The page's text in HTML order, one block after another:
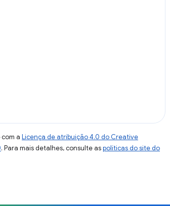
a Licença de atribuição 4.0 do Creative
. Para mais detalhes, consulte aspolíticas do site do